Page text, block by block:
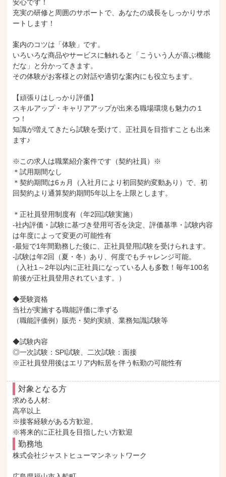
安心です！
充実の研修と周囲のサポートで、あなたの成長をしっかりサポ
ートします！
案内のコツは「体験」です。
いろいろな商品やサービスに触れると「こういう人が喜ぶ機能
だな」と分かってきます。
その体験がお客様との対話や適切な案内にも役立ちます。
【頑張りはしっかり評価】
スキルアップ・キャリアアップが出来る職場環境も魅力の１
つ！
知識が増えてきたら試験を受けて、正社員を目指すことも出来
ます♪
※この求人は職業紹介案件です（契約社員）※
＊試用期間なし
＊契約期間は6ヵ月（入社月により初回契約変動あり）で、初
回契約より通算契約期間5年以上を上限とします。
＊正社員登用制度有（年2回試験実施）
-社内評価・試験に基づき登用可否を決定、評価基準・試験内容
は年度によって変更の可能性有
-最短で1年間勤務した後に、正社員登用試験を受けられます。
-試験は年2回（夏・冬）あり、何度でもチャレンジ可能。
（入社1～2年以内に正社員になっている人も多数！毎年100名
前後が正社員登用されています。）
◆受験資格
当社が実施する職能評価に準ずる
（職能評価例）販売・契約実績、業務知識試験等
◆試験内容
◎一次試験：SPI試験、二次試験：面接
※正社員登用後はエリア内転居を伴う転勤の可能性有
対象となる方
求める人材:
高卒以上
※接客経験がある方歓迎。
※将来的に正社員を目指したい方歓迎
勤務地
株式会社ジャストヒューマンネットワーク